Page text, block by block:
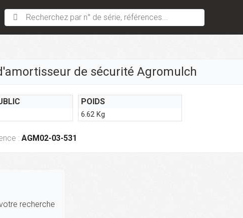
Recherchez par n° de série, références...
de sécurité Agromulch
POIDS
6.62 Kg
: AGM02-03-531
recherche